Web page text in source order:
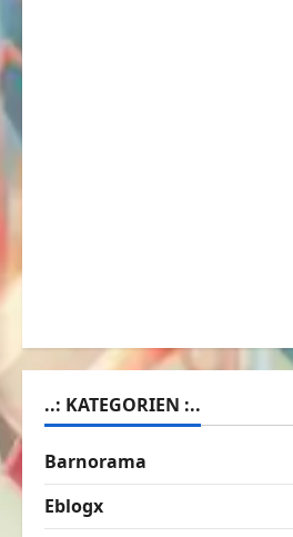
..: KATEGORIEN :..
Barnorama
Eblogx